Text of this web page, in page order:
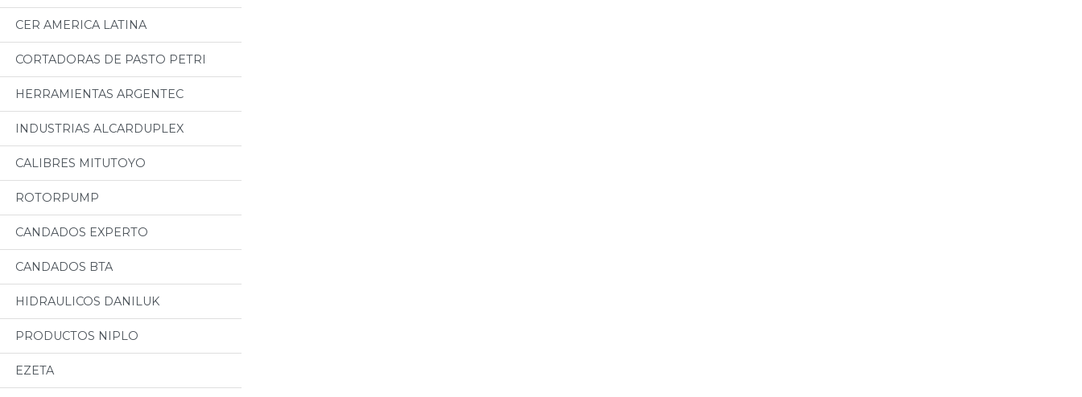
CER AMERICA LATINA
CORTADORAS DE PASTO PETRI
HERRAMIENTAS ARGENTEC
INDUSTRIAS ALCARDUPLEX
CALIBRES MITUTOYO
ROTORPUMP
CANDADOS EXPERTO
CANDADOS BTA
HIDRAULICOS DANILUK
PRODUCTOS NIPLO
EZETA